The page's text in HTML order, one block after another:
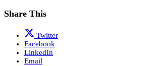
Share This
Twitter
Facebook
LinkedIn
Email